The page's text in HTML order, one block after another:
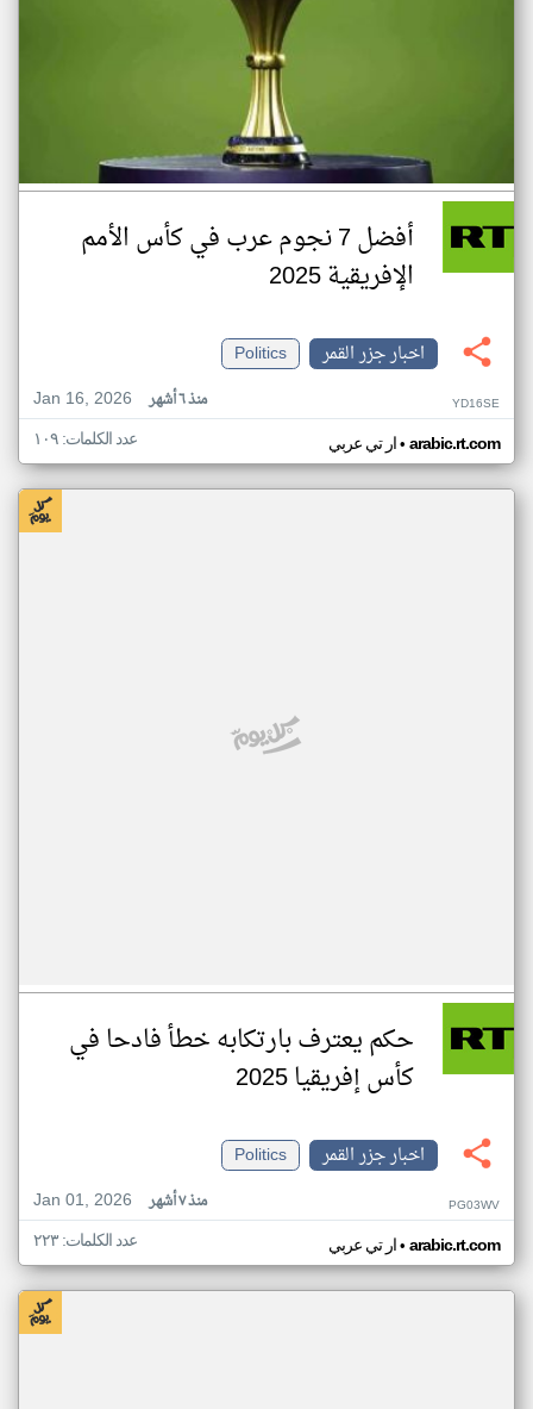
أفضل 7 نجوم عرب في كأس الأمم
الإفريقية 2025
اخبار جزر القمر
Politics
Jan 16, 2026
منذ ٦ أشهر YD16SE
ار تي عربي• arabic.rt.com عدد الكلمات: ١٠٩
حكم يعترف بارتكابه خطأ فادحا في
كأس إفريقيا 2025
اخبار جزر القمر
Politics
Jan 01, 2026
منذ ٧ أشهر PG03WV
ار تي عربي• arabic.rt.com عدد الكلمات: ٢٢٣